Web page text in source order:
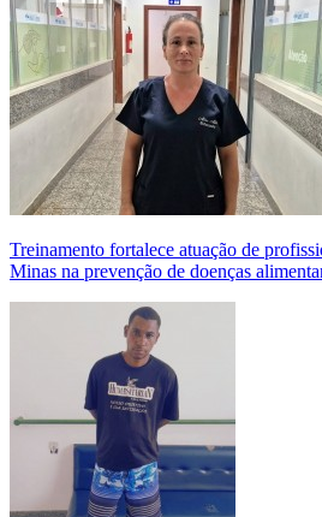
Treinamento fortalece atuação de
Minas na prevenção de doenças